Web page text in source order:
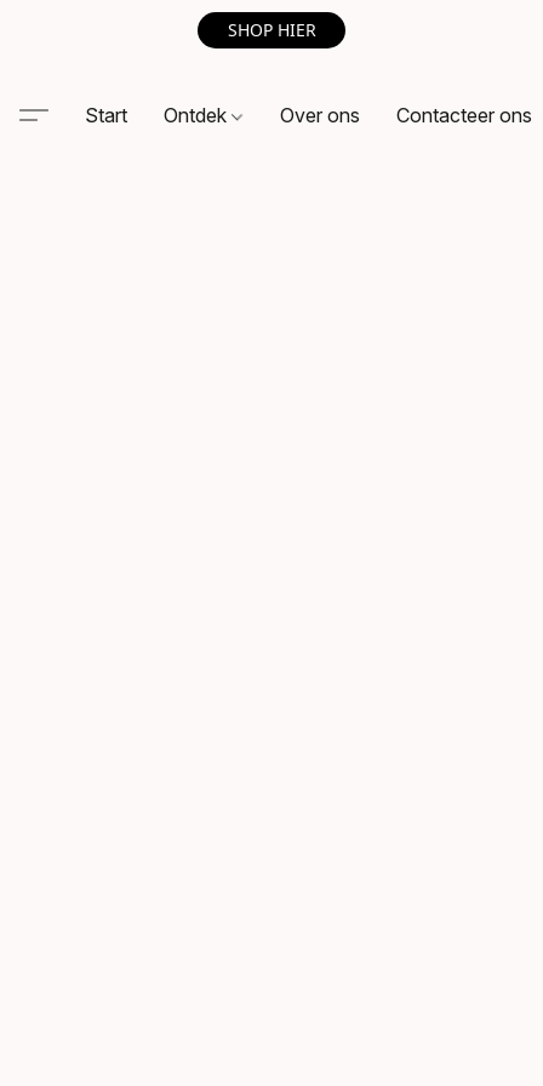
SHOP HIER
Start Ontdek Over ons Contacteer ons